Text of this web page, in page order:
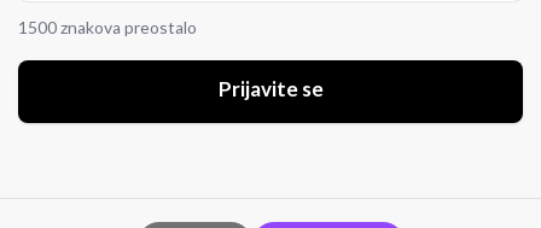
1500 znakova preostalo
Prijavite se